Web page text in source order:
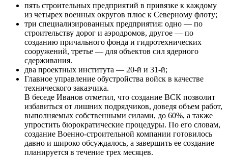
пять строительных предприятий в привязке к каждому
из четырех военных округов плюс к Северному флоту;
три специализированных предприятия: одно — по
строительству дорог и аэродромов, другое — по
созданию причального фонда и гидротехнических
сооружений, третье — для объектов сил ядерного
сдерживания.
два проектных института — 20-й и 31-й;
Главное управление обустройства войск в качестве
технического заказчика.
В беседе Иванов отметил, что создание ВСК позволит
избавиться от лишних подрядчиков, доведя объем работ,
выполняемых собственными силами, до 60%, а также
упростить бюрократические процедуры. По его словам,
создание Военно-строительной компании готовилось
давно и широко обсуждалось, а завершить ее создание
планируется в течение трех месяцев.